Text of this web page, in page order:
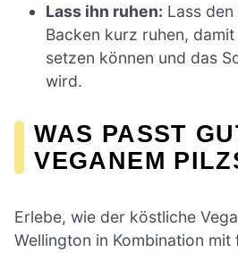
Lass ihn ruhen: Lass
Backen kurz ruhen,
setzen können und das
wird.
WAS PASST
VEGANEM
Erlebe, wie der köstliche
Wellington in Kombination mit